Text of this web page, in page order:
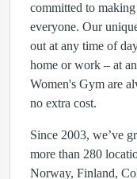
committed to
everyone. Our
out at any time of
home or work – at
Women's Gym are
no extra cost.
Since 2003, we’ve
more than 280
Norway, Finland,